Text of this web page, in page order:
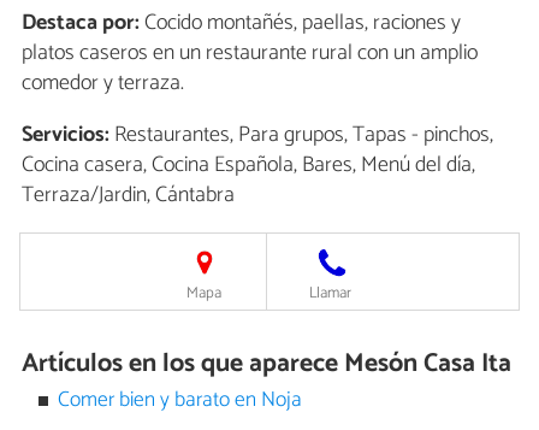
Destaca por:Cocido montañés, paellas, raciones y
platos caseros en un restaurante rural con un amplio
comedor y terraza.
Servicios:Restaurantes, Para grupos, Tapas - pinchos,
Cocina casera, Cocina Española, Bares, Menú del día,
Terraza/Jardin, Cántabra
Mapa Llamar
Artículos en los que aparece Mesón Casa Ita
Comer bien y barato en Noja